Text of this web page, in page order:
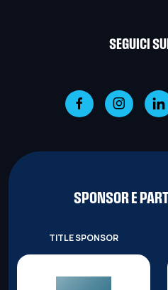
SEGUICI
SPONSOR E
TITLE SPONSOR